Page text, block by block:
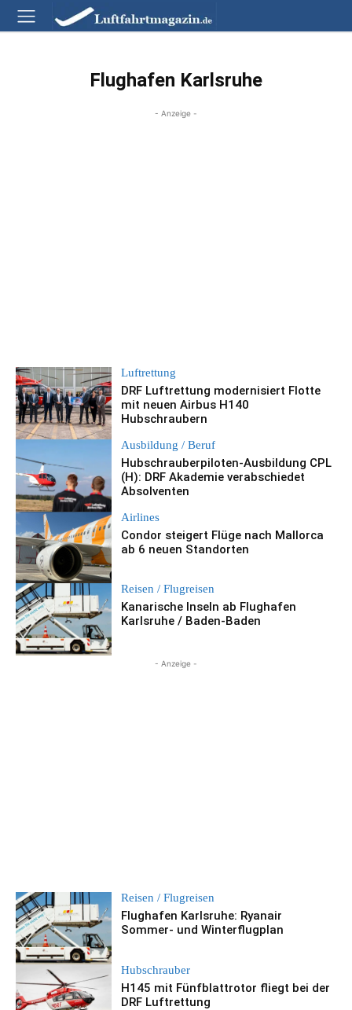
Flughafen Karlsruhe
- Anzeige -
Luftrettung
DRF Luftrettung modernisiert Flotte
mit neuen Airbus H140
Hubschraubern
Ausbildung / Beruf
Hubschrauberpiloten-Ausbildung CPL
(H): DRF Akademie verabschiedet
Absolventen
Airlines
Condor steigert Flüge nach Mallorca
ab 6 neuen Standorten
Reisen / Flugreisen
Kanarische Inseln ab Flughafen
Karlsruhe / Baden-Baden
- Anzeige -
Reisen / Flugreisen
Flughafen Karlsruhe: Ryanair
Sommer- und Winterflugplan
Hubschrauber
H145 mit Fünfblattrotor fliegt bei der
DRF Luftrettung